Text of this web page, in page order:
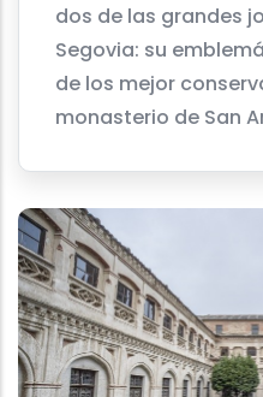
dos de las grandes
Segovia: su
de los mejor
monasterio de San